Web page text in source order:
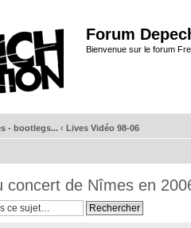
Forum
Bienvenue sur le forum
- bootlegs... ‹ Lives Vidéo 98-06
concert de Nîmes en